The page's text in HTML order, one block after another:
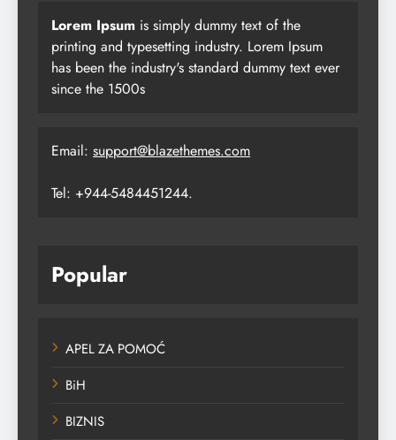
Lorem Ipsum is simply dummy text of the
printing and typesetting industry. Lorem Ipsum
has been the industry's standard dummy text ever
since the 1500s
Email: support@blazethemes.com
Tel: +944-5484451244.
Popular
APEL ZA POMOĆ
BiH
BIZNIS